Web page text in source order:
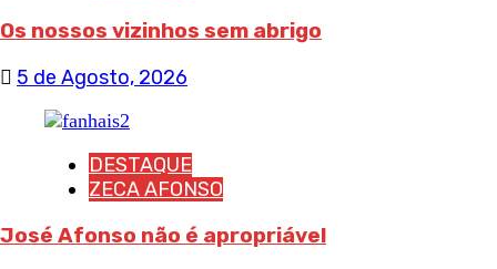
Os nossos vizinhos sem abrigo
5 de Agosto, 2026
DESTAQUE
ZECA AFONSO
José Afonso não é apropriável